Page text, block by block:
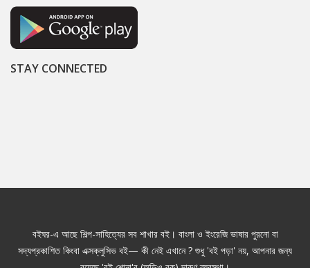
STAY CONNECTED
বইঘর-এ আছে শিল্প-সাহিত্যের সব শাখার বই। বাংলা ও ইংরেজি ভাষার পুরনো বা
সদ্যপ্রকাশিত কিংবা এক্সক্লুসিভ বই— কী নেই এখানে ? শুধু 'বই পড়া' নয়, আপনার জন্য